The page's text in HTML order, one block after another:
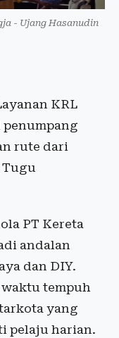
- Ujang Hasanudin
KRL
rute dari
Tugu
PT Kereta
andalan
dan DIY.
tempuh
yang
pelaju harian.